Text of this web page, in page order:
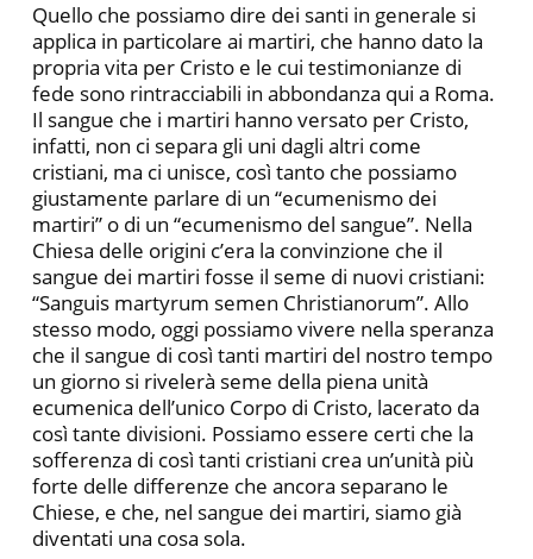
Quello che possiamo dire dei santi in generale si
applica in particolare ai martiri, che hanno dato la
propria vita per Cristo e le cui testimonianze di
fede sono rintracciabili in abbondanza qui a Roma.
Il sangue che i martiri hanno versato per Cristo,
infatti, non ci separa gli uni dagli altri come
cristiani, ma ci unisce, così tanto che possiamo
giustamente parlare di un “ecumenismo dei
martiri” o di un “ecumenismo del sangue”. Nella
Chiesa delle origini c’era la convinzione che il
sangue dei martiri fosse il seme di nuovi cristiani:
“Sanguis martyrum semen Christianorum”. Allo
stesso modo, oggi possiamo vivere nella speranza
che il sangue di così tanti martiri del nostro tempo
un giorno si rivelerà seme della piena unità
ecumenica dell’unico Corpo di Cristo, lacerato da
così tante divisioni. Possiamo essere certi che la
sofferenza di così tanti cristiani crea un’unità più
forte delle differenze che ancora separano le
Chiese, e che, nel sangue dei martiri, siamo già
diventati una cosa sola.